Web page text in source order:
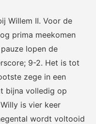
voor Oranje en de
KNVB Beker.
Willem II. Voor de
prima meekomen
lopen de
9-2. Het is tot
zege in een
bijna volledig op
is vier keer
wordt voltooid